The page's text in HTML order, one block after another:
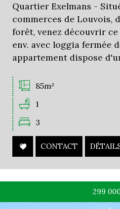
Quartier Exelmans -
commerces de Louvois,
forêt, venez découvrir ce
env. avec loggia fermée
appartement dispose
85m²
1
3
CONTACT
299